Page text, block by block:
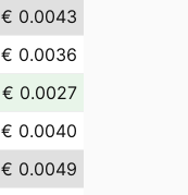
€ 0.0043
€ 0.0036
€ 0.0027
€ 0.0040
€ 0.0049